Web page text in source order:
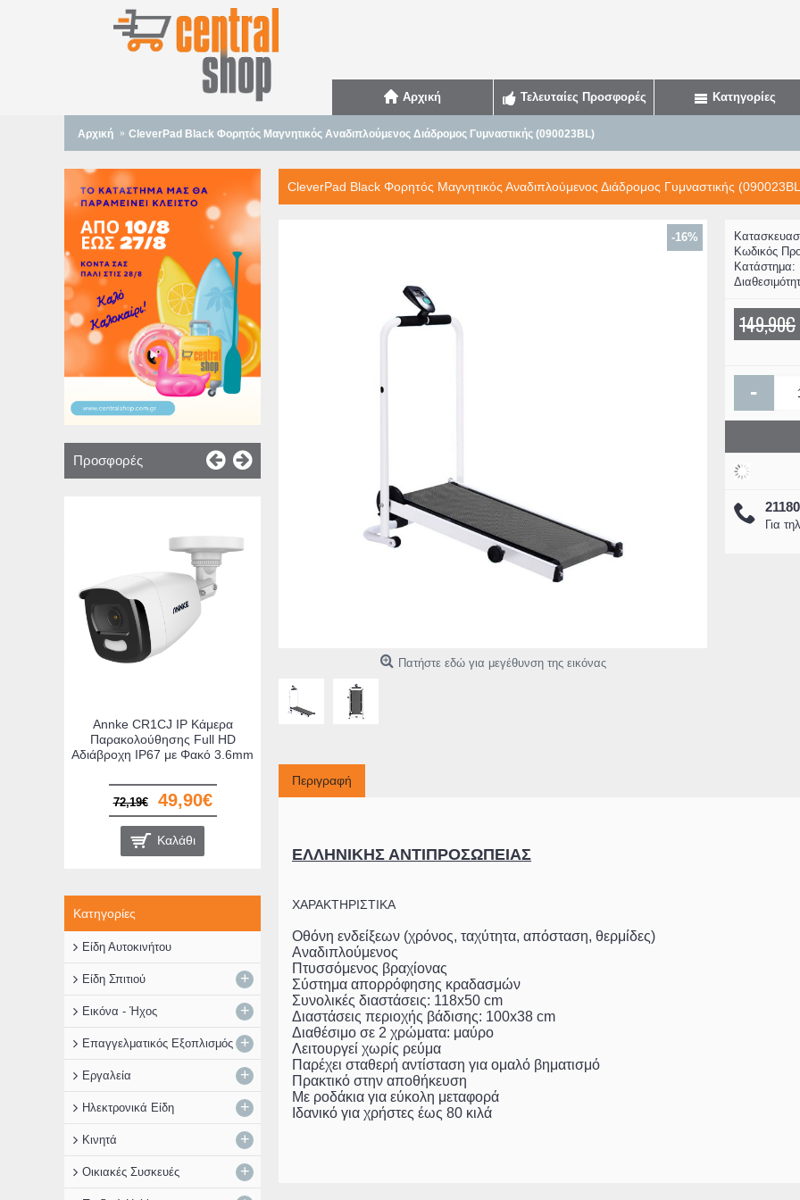
Αρχική Τελευταίες Προσφορές Κατηγορίες
Αρχική CleverPad Black Φορητός Μαγνητικός Αναδιπλούμενος Διάδρομος Γυμναστικής (090023BL)
Προσφορές
Annke CR1CJ IP Κάμερα
Παρακολούθησης Full HD
Αδιάβροχη ΙΡ67 με Φακό 3.6mm
72,19€ 49,90€
Καλάθι
CleverPad Black Φορητός
Μαγνητικός Αναδιπλούμενος
Διάδρομος Γυμναστικής
Eurolamp 145-70045 Ταινία Led
pixel RGB 5 Μέτρων με
Τηλεχειριστήριο- WIFI και
Μουσική
Eurolamp 300-
χωρίς
Κατηγορίες
Είδη Αυτοκινήτου
Είδη Σπιτιού +
Εικόνα - Ήχος +
Επαγγελματικός Εξοπλισμός +
Εργαλεία +
Ηλεκτρονικά Είδη +
Κινητά +
Οικιακές Συσκευές +
CleverPad Black Φορητός Μαγνητικός Αναδιπλούμενος Διάδρομος Γυμναστικής
-16%
Πατήστε εδώ για μεγέθυνση της εικόνας
Κωδικός
Κατάστημα:
149,90€
-
Για
Περιγραφή
ΕΛΛΗΝΙΚΗΣ ΑΝΤΙΠΡΟΣΩΠΕΙΑΣ
ΧΑΡΑΚΤΗΡΙΣΤΙΚΑ
Οθόνη ενδείξεων (χρόνος, ταχύτητα, απόσταση, θερμίδες)
Αναδιπλούμενος
Πτυσσόμενος βραχίονας
Σύστημα απορρόφησης κραδασμών
Συνολικές διαστάσεις: 118x50 cm
Διαστάσεις περιοχής βάδισης: 100x38 cm
Διαθέσιμο σε 2 χρώματα: μαύρο
Λειτουργεί χωρίς ρεύμα
Παρέχει σταθερή αντίσταση για ομαλό βηματισμό
Πρακτικό στην αποθήκευση
Με ροδάκια για εύκολη μεταφορά
Ιδανικό για χρήστες έως 80 κιλά